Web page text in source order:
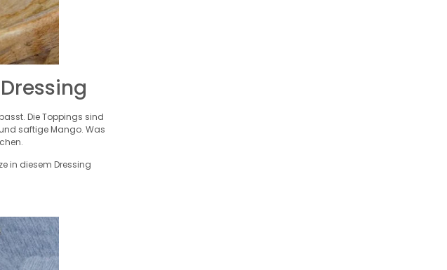
Die Toppings sind
saftige Mango. Was
in diesem Dressing